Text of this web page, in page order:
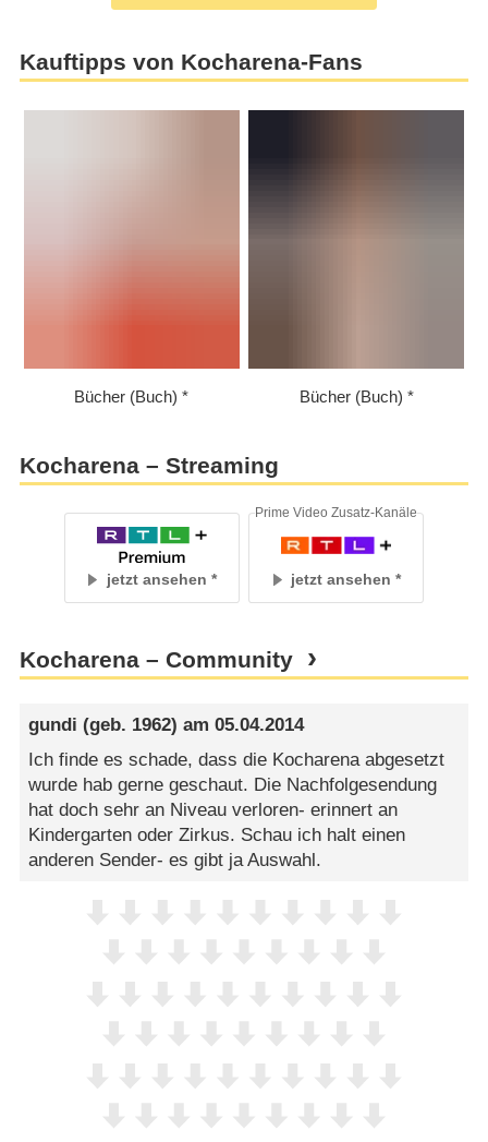
Kauftipps von Kocharena-Fans
Bücher (Buch) Bücher (Buch)
Kocharena – Streaming
jetzt ansehen jetzt ansehen
Prime Video Zusatz-Kanäle
Kocharena – Community
gundi (geb. 1962) am05.04.2014
Ich finde es schade, dass die Kocharena abgesetzt
wurde hab gerne geschaut. Die Nachfolgesendung
hat doch sehr an Niveau verloren- erinnert an
Kindergarten oder Zirkus. Schau ich halt einen
anderen Sender- es gibt ja Auswahl.